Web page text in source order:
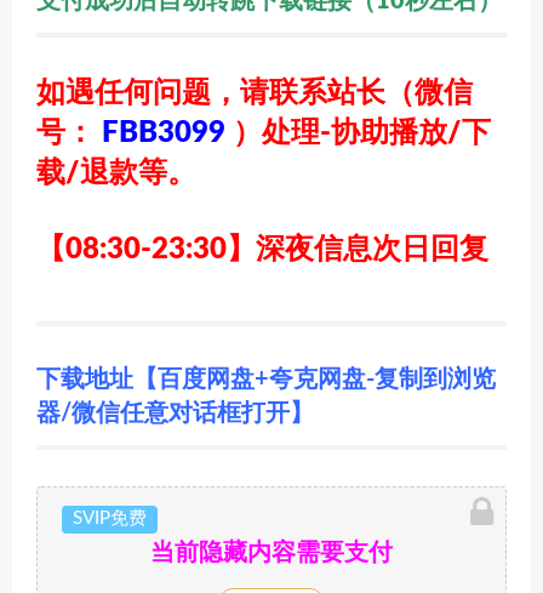
如遇任何问题，请联系站长（微信
号：
FBB3099 ） 处理-协助播放/下
载/退款等。
【08:30-23:30】深夜信息次日回复
下载地址【百度网盘+夸克网盘-复制到浏览
器/微信任意对话框打开】
SVIP免费
当前隐藏内容需要支付